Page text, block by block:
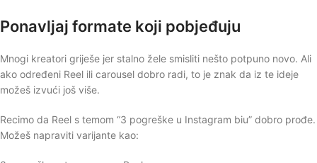
Ponavljaj formate koji pobjeđuju
Mnogi kreatori griješe jer stalno žele smisliti nešto potpuno novo. Ali
ako određeni Reel ili carousel dobro radi, to je znak da iz te ideje
možeš izvući još više.
Recimo da Reel s temom “3 pogreške u Instagram biu” dobro prođe.
Možeš napraviti varijante kao: